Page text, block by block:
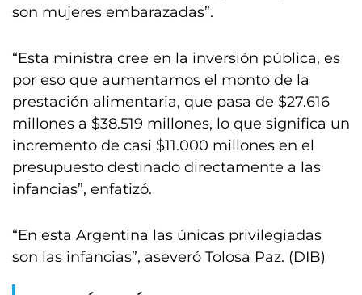
son mujeres embarazadas”.
“Esta ministra cree en la inversión pública, es
por eso que aumentamos el monto de la
prestación alimentaria, que pasa de $27.616
millones a $38.519 millones, lo que significa un
incremento de casi $11.000 millones en el
presupuesto destinado directamente a las
infancias”, enfatizó.
“En esta Argentina las únicas privilegiadas
son las infancias”, aseveró Tolosa Paz. (DIB)